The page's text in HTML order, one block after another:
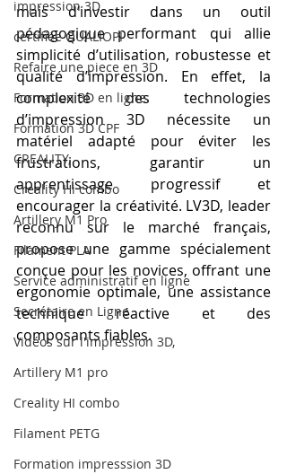
impression 3D
certifiée QUALIOPI
Refaire une piece en 3D
Formation 3D en ligne.
Formation 3D CPF
CREALITY,
Creality Hi combo
Artillery M1 Pro
Filament PLA
Service administratif en ligne
Secrétaire en Ligne
Vidéos sur l'impression 3D,
Artillery M1 pro
Creality HI combo
Filament PETG
Formation impresssion 3D
mais d’investir dans un outil
pédagogique performant qui allie
simplicité d’utilisation, robustesse et
qualité d’impression. En effet, la
complexité des technologies
d’impression 3D nécessite un
matériel adapté pour éviter les
frustrations, garantir un
apprentissage progressif et
encourager la créativité. LV3D, leader
reconnu sur le marché français,
propose une gamme spécialement
conçue pour les novices, offrant une
ergonomie optimale, une assistance
technique réactive et des
composants fiables.